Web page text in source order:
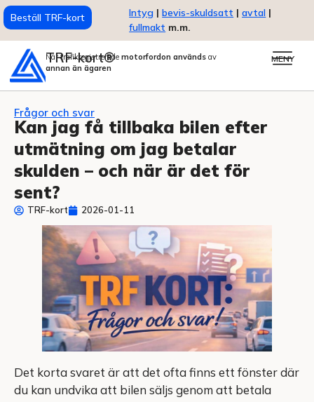
Beställ TRF-kort Intyg | bevis-skuldsatt | avtal |
fullmakt m.m.
TRF-kort®
När trafikregistrerade motorfordon används av
annan än ägaren
MENY
Frågor och svar
Kan jag få tillbaka bilen efter
utmätning om jag betalar
skulden – och när är det för
sent?
TRF-kort 2026-01-11
Det korta svaret är att det ofta finns ett fönster där
du kan undvika att bilen säljs genom att betala